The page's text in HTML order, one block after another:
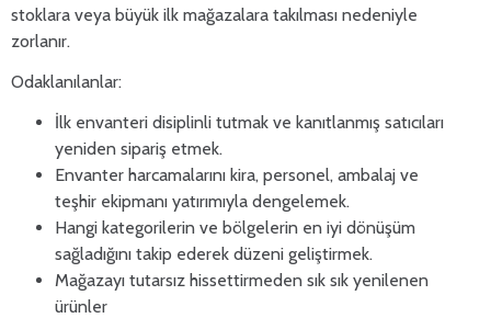
stoklara veya büyük ilk mağazalara takılması nedeniyle
zorlanır.
Odaklanılanlar:
İlk envanteri disiplinli tutmak ve kanıtlanmış satıcıları
yeniden sipariş etmek.
Envanter harcamalarını kira, personel, ambalaj ve
teşhir ekipmanı yatırımıyla dengelemek.
Hangi kategorilerin ve bölgelerin en iyi dönüşüm
sağladığını takip ederek düzeni geliştirmek.
Mağazayı tutarsız hissettirmeden sık sık yenilenen
ürünler